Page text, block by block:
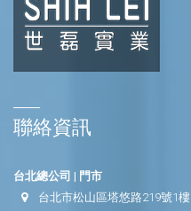
聯絡資訊
台北總公司 | 門市
台北市松山區塔悠路219號1樓